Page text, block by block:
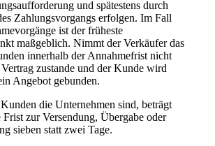
und spätestens durch
Zahlungsvorgangs erfolgen. Im Fall
ist der früheste
maßgeblich. Nimmt der Verkäufer das
innerhalb der Annahmefrist nicht
zustande und der Kunde wird
Angebot gebunden.
die Unternehmen sind, beträgt
Frist zur Versendung, Übergabe oder
sieben statt zwei Tage.